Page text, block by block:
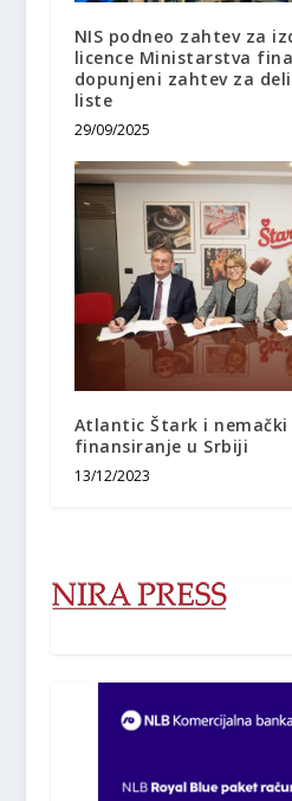
NIS podneo zahtev za
licence Ministarstva
dopunjeni zahtev za
liste
29/09/2025
Atlantic Štark i nemački
finansiranje u Srbiji
13/12/2023